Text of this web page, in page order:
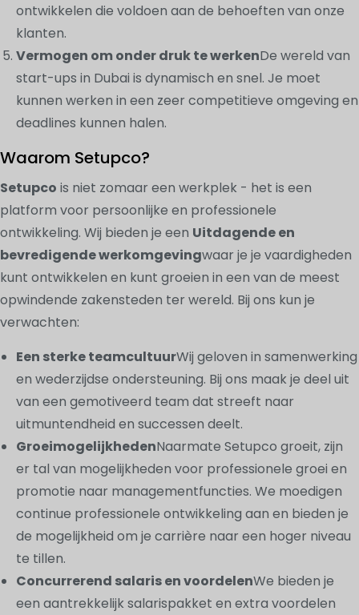
ontwikkelen die voldoen aan de behoeften van onze
klanten.
Vermogen om onder druk te werkenDe wereld van
start-ups in Dubai is dynamisch en snel. Je moet
kunnen werken in een zeer competitieve omgeving en
deadlines kunnen halen.
Waarom Setupco?
Setupco is niet zomaar een werkplek - het is een
platform voor persoonlijke en professionele
ontwikkeling. Wij bieden je een Uitdagende en
bevredigende werkomgevingwaar je je vaardigheden
kunt ontwikkelen en kunt groeien in een van de meest
opwindende zakensteden ter wereld. Bij ons kun je
verwachten:
Een sterke teamcultuurWij geloven in samenwerking
en wederzijdse ondersteuning. Bij ons maak je deel uit
van een gemotiveerd team dat streeft naar
uitmuntendheid en successen deelt.
GroeimogelijkhedenNaarmate Setupco groeit, zijn
er tal van mogelijkheden voor professionele groei en
promotie naar managementfuncties. We moedigen
continue professionele ontwikkeling aan en bieden je
de mogelijkheid om je carrière naar een hoger niveau
te tillen.
Concurrerend salaris en voordelenWe bieden je
een aantrekkelijk salarispakket en extra voordelen